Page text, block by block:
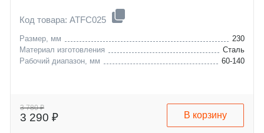
Код товара: ATFC025
Размер, мм
230
Материал изготовления
Сталь
Рабочий диапазон, мм
60-140
3 780 ₽
3 290 ₽ В корзину